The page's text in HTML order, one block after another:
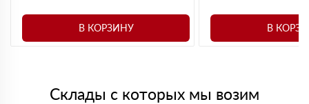
В КОРЗИНУ В
Склады с которых мы возим